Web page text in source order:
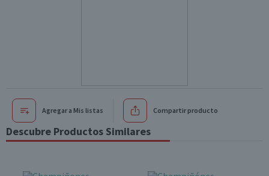
Agregar a Mis listas Compartir producto
Descubre Productos Similares